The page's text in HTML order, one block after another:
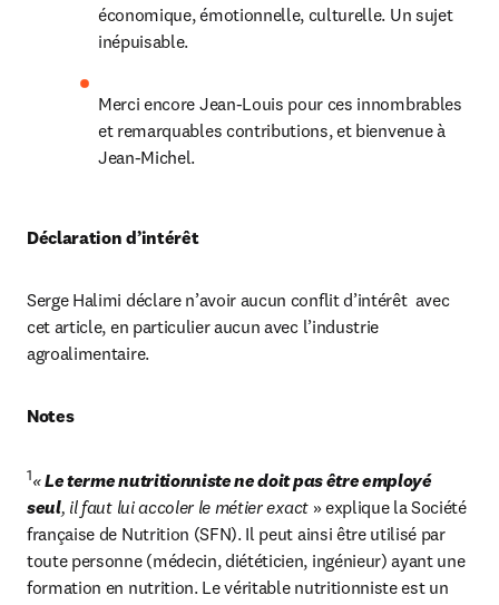
économique, émotionnelle, culturelle. Un sujet
inépuisable.
Merci encore Jean-Louis pour ces innombrables
et remarquables contributions, et bienvenue à
Jean-Michel.
Déclaration d’intérêt
Serge Halimi déclare n’avoir aucun conflit d’intérêt  avec
cet article, en particulier aucun avec l’industrie
agroalimentaire.
Notes
1« Le terme nutritionniste ne doit pas être employé
seul, il faut lui accoler le métier exact » explique la Société
française de Nutrition (SFN). Il peut ainsi être utilisé par
toute personne (médecin, diététicien, ingénieur) ayant une
formation en nutrition. Le véritable nutritionniste est un